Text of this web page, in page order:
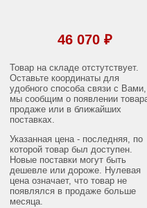
46 070 ₽
Товар на складе отстутствует.
Оставьте координаты для
удобного способа связи с Вами,
мы сообщим о появлении
продаже или в ближайших
поставках.
Указанная цена - последняя, по
которой товар был доступен.
Новые поставки могут быть
дешевле или дороже. Нулевая
цена означает, что товар не
появлялся в продаже больше
месяца.